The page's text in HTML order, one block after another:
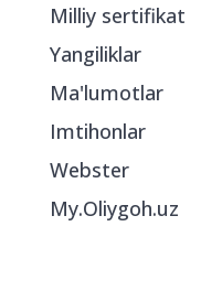
Milliy sertifikat
Yangiliklar
Ma'lumotlar
Imtihonlar
Webster
My.Oliygoh.uz